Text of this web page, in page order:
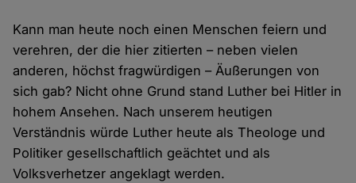
Kann man heute noch einen Menschen feiern und
verehren, der die hier zitierten – neben vielen
anderen, höchst fragwürdigen – Äußerungen von
sich gab? Nicht ohne Grund stand Luther bei Hitler in
hohem Ansehen. Nach unserem heutigen
Verständnis würde Luther heute als Theologe und
Politiker gesellschaftlich geächtet und als
Volksverhetzer angeklagt werden.